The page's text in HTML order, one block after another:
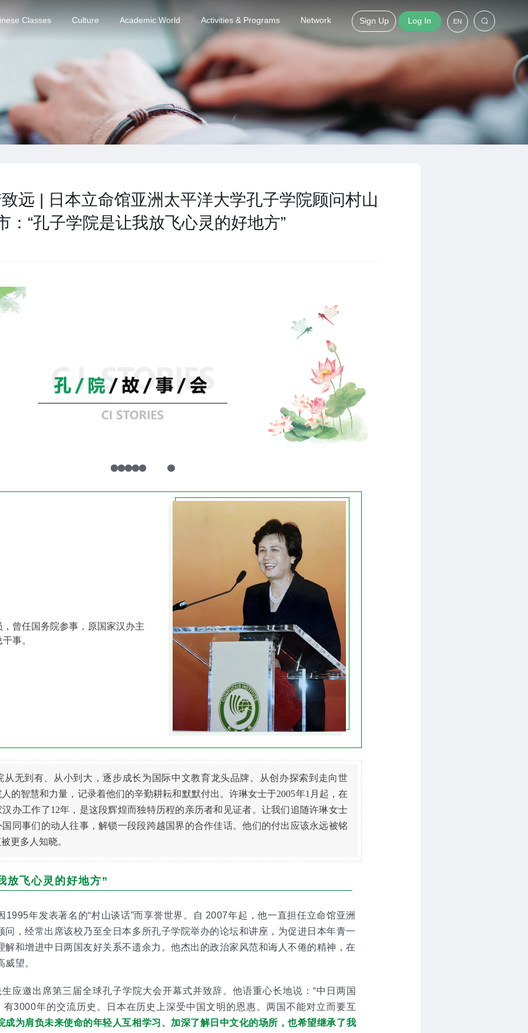
Classes Culture Academic World Activities & Programs Network Sign Up Log In EN
远 | 日本立命馆亚洲太平洋大学孔子学院顾问村山
：“孔子学院是让我放飞心灵的好地方”
曾任国务院参事，原国家汉办主
事。
从无到有、从小到大，逐步成长为国际中文教育龙头品牌。从创办探索到走向世
的智慧和力量，记录着他们的辛勤耕耘和默默付出。许琳女士于2005年1月起，在
办工作了12年，是这段辉煌而独特历程的亲历者和见证者。让我们追随许琳女士
同事们的动人往事，解锁一段段跨越国界的合作佳话。他们的付出应该永远被铭
更多人知晓。
放飞心灵的好地方”
1995年发表著名的“村山谈话”而享誉世界。自 2007年起，他一直担任立命馆亚洲
问，经常出席该校乃至全日本多所孔子学院举办的论坛和讲座，为促进日本年青一
解和增进中日两国友好关系不遗余力。他杰出的政治家风范和诲人不倦的精神，在
望。
应邀出席第三届全球孔子学院大会开幕式并致辞。他语重心长地说：“中日两国
有3000年的交流历史。日本在历史上深受中国文明的恩惠。两国不能对立而要互
成为肩负未来使命的年轻人互相学习、加深了解日中文化的场所，也希望继承了我